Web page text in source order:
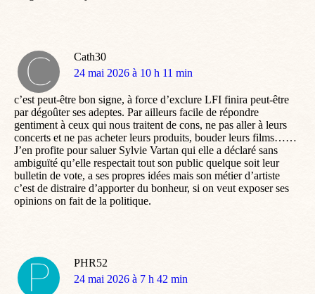
Cath30
dit
24 mai 2026 à 10 h 11 min
c’est peut-être bon signe, à force d’exclure LFI finira peut-être
par dégoûter ses adeptes. Par ailleurs facile de répondre
gentiment à ceux qui nous traitent de cons, ne pas aller à leurs
concerts et ne pas acheter leurs produits, bouder leurs films……
J’en profite pour saluer Sylvie Vartan qui elle a déclaré sans
ambiguïté qu’elle respectait tout son public quelque soit leur
bulletin de vote, a ses propres idées mais son métier d’artiste
c’est de distraire d’apporter du bonheur, si on veut exposer ses
opinions on fait de la politique.
PHR52
dit
24 mai 2026 à 7 h 42 min